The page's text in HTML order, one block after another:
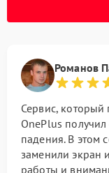
Романов
Сервис,
OnePlus
падения. В этом
заменили экран
работы и